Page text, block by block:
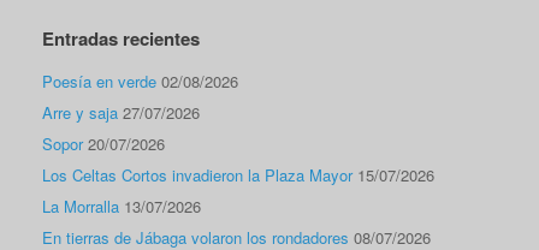
Entradas recientes
Poesía en verde 02/08/2026
Arre y saja 27/07/2026
Sopor 20/07/2026
Los Celtas Cortos invadieron la Plaza Mayor 15/07/2026
La Morralla 13/07/2026
En tierras de Jábaga volaron los rondadores 08/07/2026